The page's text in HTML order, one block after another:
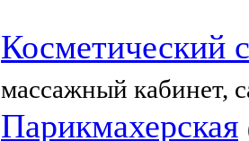
Косметический
массажный кабинет,
Парикмахерская